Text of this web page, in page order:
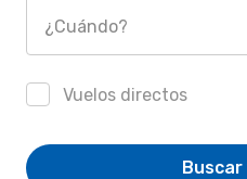
¿Cuándo?
Vuelos directos